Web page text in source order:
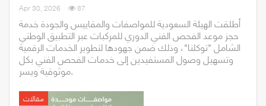
Apr 30, 2026 87
أطلقت الهيئة السعودية للمواصفات والمقاييس والجودة خدمة
حجز موعد الفحص الفني الدوري للمركبات عبر التطبيق الوطني
الشامل "توكلنا"، وذلك ضمن جهودها لتطوير الخدمات الرقمية
وتسهيل وصول المستفيدين إلى خدمات الفحص الفني بكل
موثوقية ويسر.
مقالات